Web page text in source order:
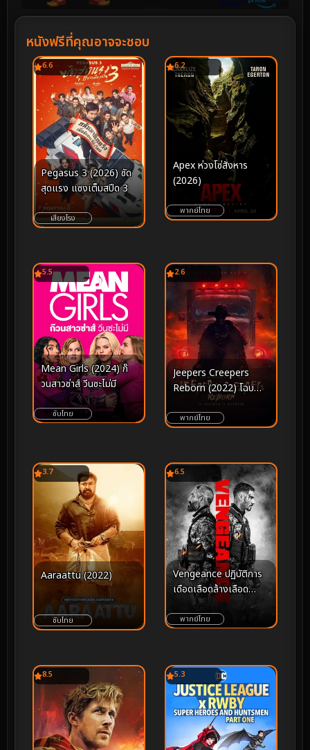
หนังฟรีที่คุณอาจจะชอบ
6.6
Pegasus 3 (2026) ซัด
สุดแรง แซงเต็มสปีด 3
เสียงโรง
6.2
Apex ห่วงโซ่สังหาร
(2026)
พากย์ไทย
5.5
Mean Girls (2024) ก๊
วนสาวซ่าส์ วีนซะไม่มี
ซับไทย
2.6
Jeepers Creepers
Reborn (2022) โฉบ
กระชาก กลับมาเกิด
พากย์ไทย
3.7
Aaraattu (2022)
ซับไทย
6.5
Vengeance ปฏิบัติการ
เดือดเลือดล้างเลือด
(2026)
พากย์ไทย
8.5 5.3